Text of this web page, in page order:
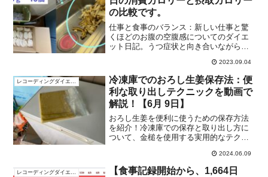
の比較です。
仕事と食事のバランス：新しい仕事と驚
くほどのお腹の空腹感についてのダイエ
ット日記。うつ症状と向き合いながら、
2023.09.04
レコーディングダイエット
冷凍庫でのおろし生姜保存法：便
利な取り出しテクニックを動画で
解説！【6月 9日】
おろし生姜を便利に使うための保存方法
を紹介！冷凍庫での保存と取り出し方に
ついて、金槌を使用する実用的なテクニ
らえが楽になるキッチンパックをチェッ
クしましょう。
2024.06.09
レコーディングダイエット
【食事記録開始から、1,664日